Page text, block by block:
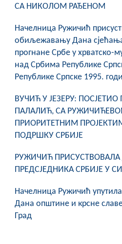
СА НИКОЛОМ РАЂЕНОМ
Начелница Ружичић
обиљежавању Дана
прогнане Србе у хрватско-
над Србима Републике
Републике Српске 1995.
ВУЧИЋ У ЈЕЗЕРУ:
ПАЛАЛИЋ, СА
ПРИОРИТЕТНИМ
ПОДРШКУ СРБИЈЕ
РУЖИЧИЋ ПРИСУСТВОВАЛА
ПРЕДСЈЕДНИКА СРБИЈЕ У
Начелница Ружичић
Дана општине и крсне
Град